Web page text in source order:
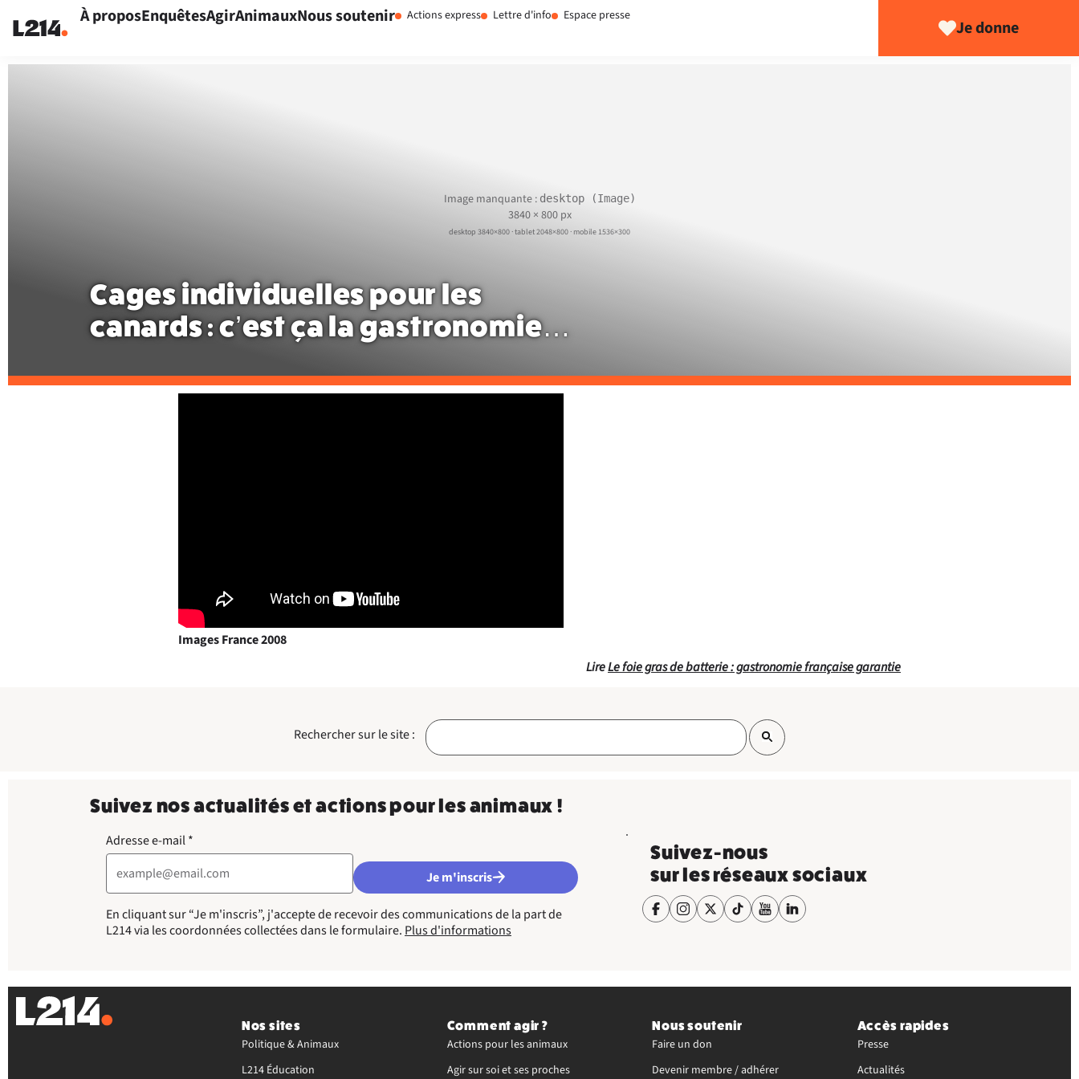
À proposEnquêtesAgirAnimauxNous soutenir Actions express Lettre d'info Espace presse
Je donne
Image manquante : desktop (Image)
3840 × 800 px
desktop 3840×800 · tablet 2048×800 · mobile 1536×300
Cages individuelles pour les
canards : c’est ça la gastronomie…
Images France 2008
LireLe foie gras de batterie : gastronomie française garantie
Rechercher sur le site :
Suivez nos actualités et actions pour les animaux !
Adresse e-mail*
Je m'inscris
En cliquant sur “Je m'inscris”, j'accepte de recevoir des communications de la part de
L214 via les coordonnées collectées dans le formulaire. Plus d'informations
Suivez-nous
sur les réseaux sociaux
Nos sites
Politique & Animaux
L214 Éducation
Comment agir ?
Actions pour les animaux
Agir sur soi et ses proches
Nous soutenir
Faire un don
Devenir membre / adhérer
Accès rapides
Presse
Actualités